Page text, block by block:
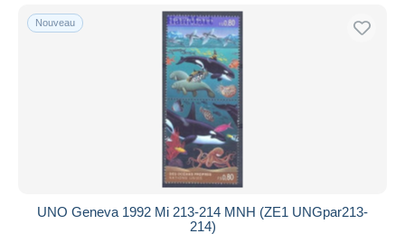
Nouveau
UNO Geneva 1992 Mi 213-214 MNH (ZE1 UNGpar213-
214)